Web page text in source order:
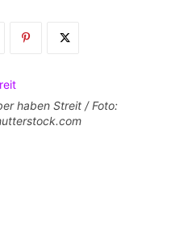
haben Streit / Foto: